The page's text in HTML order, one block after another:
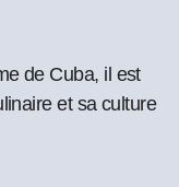
de Cuba, il est
et sa culture